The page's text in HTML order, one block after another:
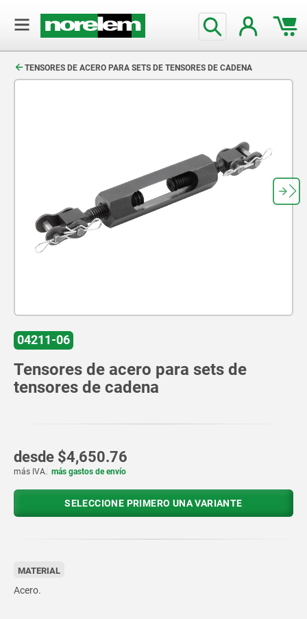
TENSORES DE ACERO PARA SETS DE TENSORES DE CADENA
04211-06
Tensores de acero para sets de
tensores de cadena
desde $4,650.76
más IVA. más gastos de envío
SELECCIONE PRIMERO UNA VARIANTE
MATERIAL
Acero.